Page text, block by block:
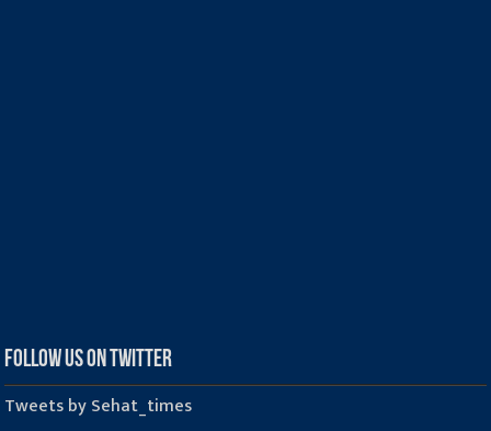
Follow us on Twitter
Tweets by Sehat_times